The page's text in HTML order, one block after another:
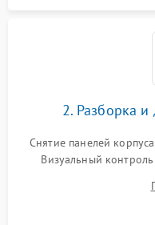
2. Разборка
Снятие панелей
Визуальный
захвата, термопленки
Проверка